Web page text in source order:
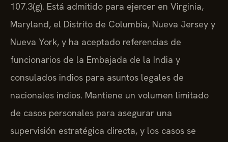
107.3(g). Está admitido para ejercer en Virginia,
Maryland, el Distrito de Columbia, Nueva Jersey y
Nueva York, y ha aceptado referencias de
funcionarios de la Embajada de la India y
consulados indios para asuntos legales de
nacionales indios. Mantiene un volumen limitado
de casos personales para asegurar una
supervisión estratégica directa, y los casos se